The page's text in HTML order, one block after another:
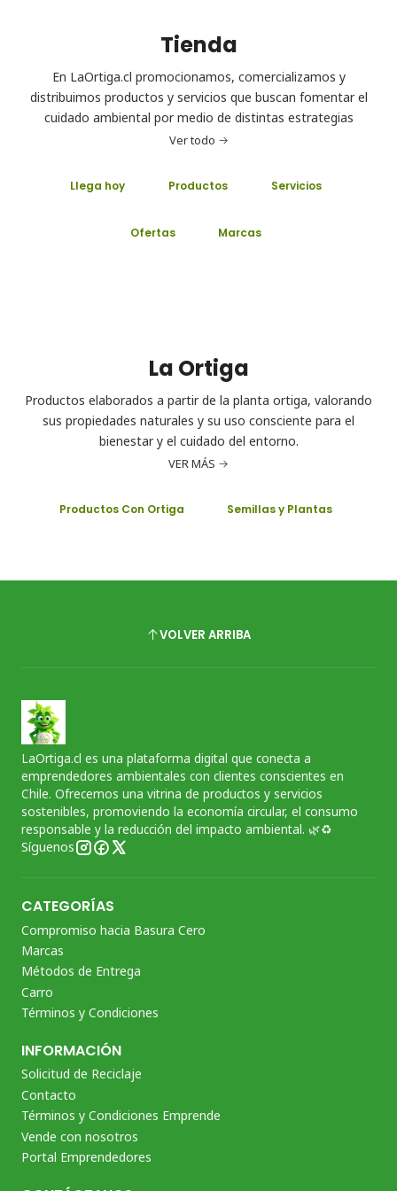
Tienda
En LaOrtiga.cl promocionamos, comercializamos y
distribuimos productos y servicios que buscan fomentar el
cuidado ambiental por medio de distintas estrategias
Ver todo
Llega hoy Productos Servicios
Ofertas Marcas
La Ortiga
Productos elaborados a partir de la planta ortiga, valorando
sus propiedades naturales y su uso consciente para el
bienestar y el cuidado del entorno.
VER MÁS
Productos Con Ortiga Semillas y Plantas
VOLVER ARRIBA
LaOrtiga.cl es una plataforma digital que conecta a
emprendedores ambientales con clientes conscientes en
Chile. Ofrecemos una vitrina de productos y servicios
sostenibles, promoviendo la economía circular, el consumo
responsable y la reducción del impacto ambiental. 🌿♻️
Síguenos
CATEGORÍAS
Compromiso hacia Basura Cero
Marcas
Métodos de Entrega
Carro
Términos y Condiciones
INFORMACIÓN
Solicitud de Reciclaje
Contacto
Términos y Condiciones Emprende
Vende con nosotros
Portal Emprendedores